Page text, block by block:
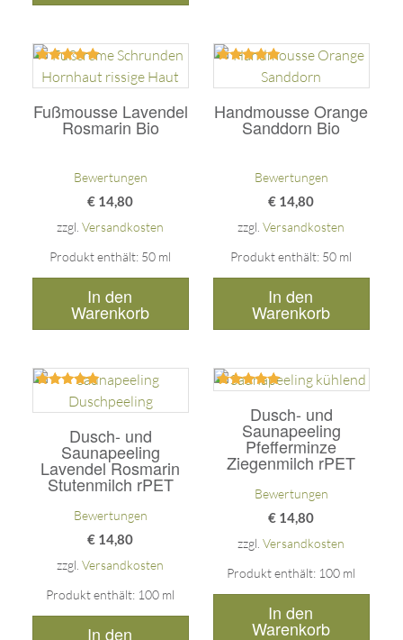
Fußmousse Lavendel
Rosmarin Bio
Bewertet
mit
von 5
Bewertungen
€ 14,80
zzgl.Versandkosten
Produkt enthält: 50 ml
In den
Warenkorb
Handmousse Orange
Sanddorn Bio
Bewertet
von 5
Bewertungen
€ 14,80
zzgl.Versandkosten
Produkt enthält: 50 ml
In den
Warenkorb
Dusch- und
Saunapeeling
Lavendel Rosmarin
Stutenmilch rPET
Bewertet
mit
von 5
Bewertungen
€ 14,80
zzgl.Versandkosten
Produkt enthält: 100 ml
In den
Dusch- und
Saunapeeling
Pfefferminze
Ziegenmilch rPET
mit
5.00
von 5
Bewertungen
€ 14,80
zzgl.Versandkosten
Produkt enthält: 100 ml
In den
Warenkorb